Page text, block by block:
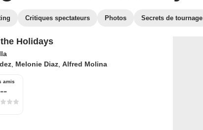
Critiques spectateurs Photos Secrets de tournage
Holidays
, Melonie Diaz, Alfred Molina
amis
--